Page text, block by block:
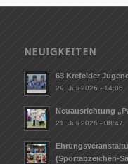
NEUIGKEITEN
63 Krefelder
29. Juli 2026 - 14:06
Neuausrichtung
21. Juli 2026 - 08:47
(Sportabzeichen-